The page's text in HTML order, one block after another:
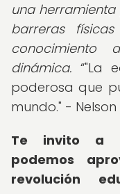
una
barreras
conocimiento
dinámica.
"La
poderosa que
mundo." -
Te invito a
podemos
revolución